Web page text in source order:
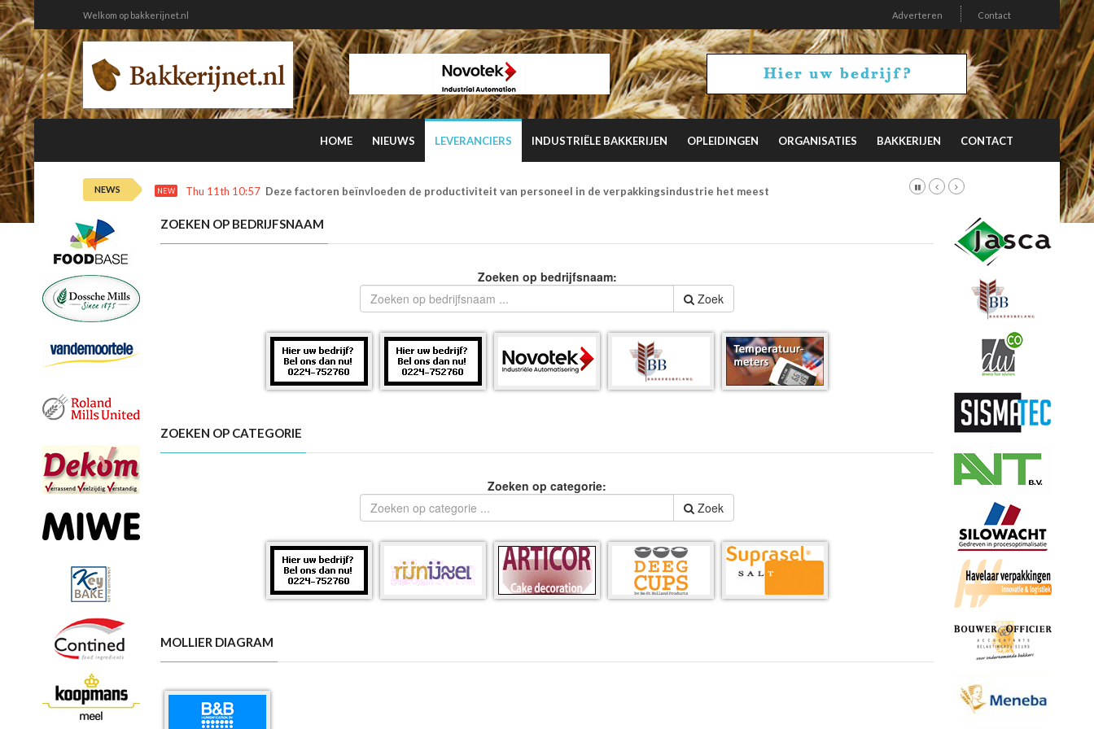
Welkom op bakkerijnet.nl Adverteren Contact
HOME NIEUWS LEVERANCIERS INDUSTRIËLE BAKKERIJEN OPLEIDINGEN ORGANISATIES BAKKERIJEN CONTACT
NEWS NEW Thu 11th 10:57 Deze factoren beïnvloeden de productiviteit van personeel in de verpakkingsindustrie het meest
ZOEKEN OP BEDRIJFSNAAM
Zoeken op bedrijfsnaam:
Zoek
ZOEKEN OP CATEGORIE
Zoeken op categorie:
Zoek
MOLLIER DIAGRAM